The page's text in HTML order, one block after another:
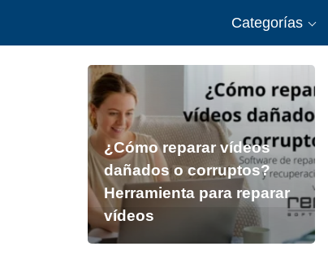
Categorías
¿Cómo reparar vídeos
dañados o corruptos?
Herramienta para reparar
vídeos